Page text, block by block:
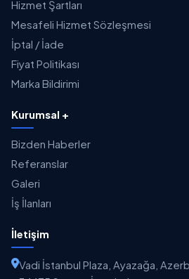
Hizmet Şartları
Mesafeli Hizmet Sözleşmesi
İptal / İade
Fiyat Politikası
Marka Bildirimi
Kurumsal +
Bizden Haberler
Referanslar
Galeri
İş İlanları
İletişim
Vadi İstanbul Plaza, Ayazağa,